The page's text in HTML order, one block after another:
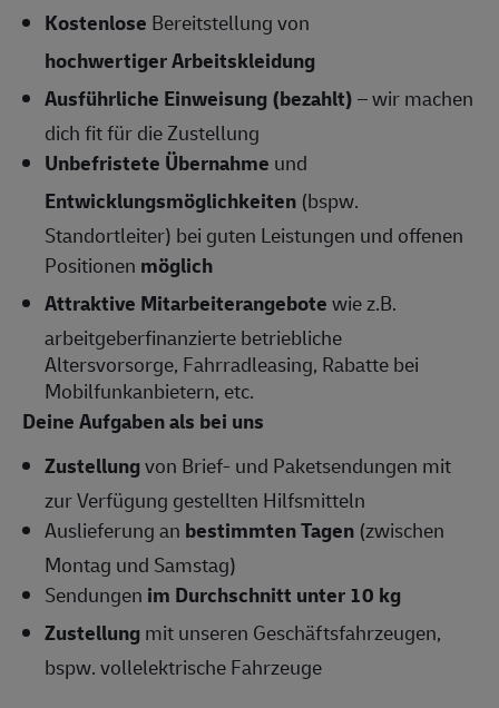
Kostenlose Bereitstellung von
hochwertiger Arbeitskleidung
Ausführliche Einweisung (bezahlt)– wir machen
dich fit für die Zustellung
Unbefristete Übernahme und
Entwicklungsmöglichkeiten (bspw.
Standortleiter) bei guten Leistungen und offenen
Positionen möglich
Attraktive Mitarbeiterangebotewie z.B.
arbeitgeberfinanzierte betriebliche
Altersvorsorge, Fahrradleasing, Rabatte bei
Mobilfunkanbietern, etc.
Deine Aufgaben als bei uns
Zustellungvon Brief- und Paketsendungen mit
zur Verfügung gestellten Hilfsmitteln
Auslieferung an bestimmten Tagen (zwischen
Montag und Samstag)
Sendungen im Durchschnitt unter 10 kg
Zustellungmit unseren Geschäftsfahrzeugen,
bspw. vollelektrische Fahrzeuge